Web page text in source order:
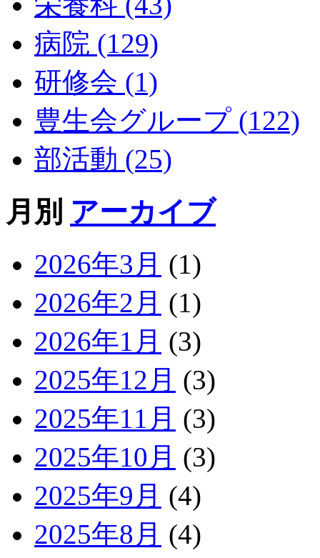
病院 (129)
研修会 (1)
豊生会グループ (122)
部活動 (25)
月別 アーカイブ
2026年3月 (1)
2026年2月 (1)
2026年1月 (3)
2025年12月 (3)
2025年11月 (3)
2025年10月 (3)
2025年9月 (4)
2025年8月 (4)